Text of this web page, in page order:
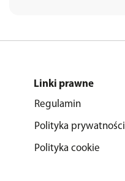
Linki prawne
Regulamin
Polityka prywatności
Polityka cookie